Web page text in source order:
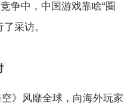
中，中国游戏靠啥“圈
采访。
》风靡全球，向海外玩家